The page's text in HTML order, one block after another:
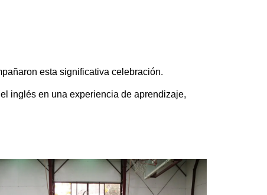
esta significativa celebración.
inglés en una experiencia de aprendizaje,